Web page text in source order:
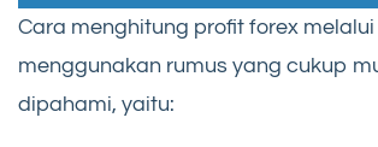
Cara menghitung profit forex melalui
menggunakan rumus yang cukup
dipahami, yaitu: